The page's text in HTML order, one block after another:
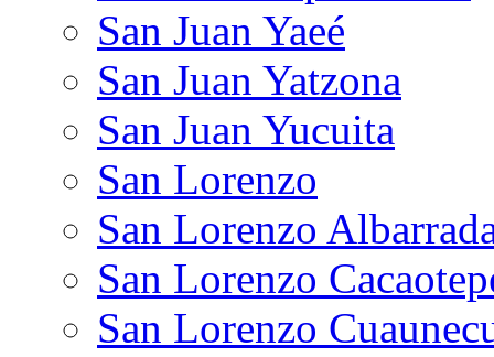
San Juan Yaeé
San Juan Yatzona
San Juan Yucuita
San Lorenzo
San Lorenzo
San Lorenzo
San Lorenzo